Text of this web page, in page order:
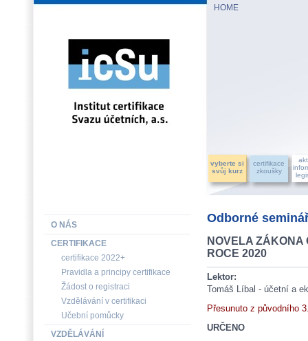
HOME
vyberte si
svůj kurz
certifikace
zkoušky
Odborné
NOVELA ZÁKONA
ROCE 2020
Lektor:
Tomáš Líbal - účetní a
Přesunuto z původního
URČENO
O NÁS
CERTIFIKACE
certifikace 2022+
Pravidla a principy certifikace
Žádost o registraci
Vzdělávání v certifikaci
Učební pomůcky
VZDĚLÁVÁNÍ